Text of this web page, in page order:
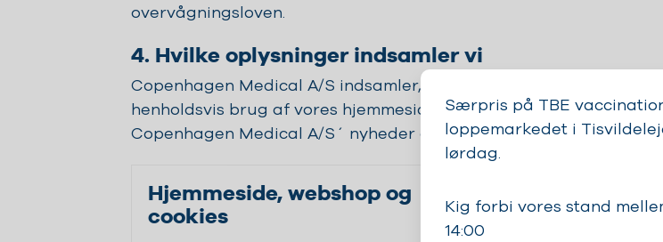
Særpris på TBE
loppemarkedet i
lørdag.
Kig forbi vores stand
14:00
overvågningsloven.
4. Hvilke oplysninger indsamler vi
Copenhagen Medical A/S indsamler, afhængig af formålet,
henholdsvis brug af vores hjemmeside, sundhedsydelser,
Copenhagen Medical A/S´ nyheder og tilbud:
Hjemmeside, webshop og
cookies
herunder